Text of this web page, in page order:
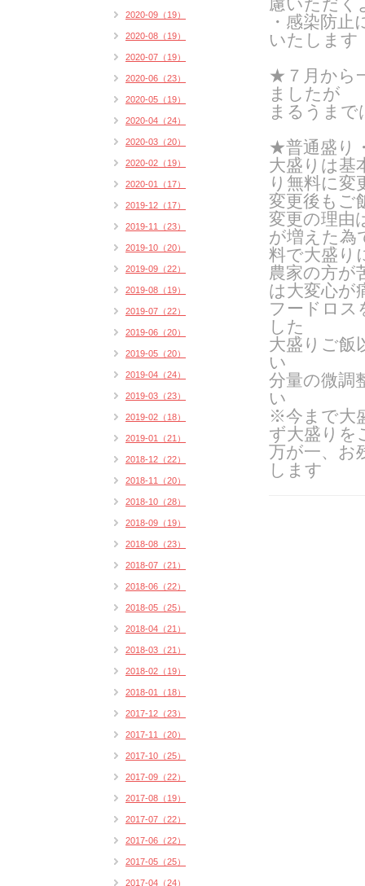
・感染防
いたします
★７月から
ましたが
まるうま
★普通盛り
大盛りは基
り無料に変
変更後もご
変更の理由
が増えた為
料で大盛り
農家の方が
は大変心が
フードロス
した
大盛りご飯
い
分量の微調
い
※今まで大
ず大盛りを
万が一、お
します
2020-09（19）
2020-08（19）
2020-07（19）
2020-06（23）
2020-05（19）
2020-04（24）
2020-03（20）
2020-02（19）
2020-01（17）
2019-12（17）
2019-11（23）
2019-10（20）
2019-09（22）
2019-08（19）
2019-07（22）
2019-06（20）
2019-05（20）
2019-04（24）
2019-03（23）
2019-02（18）
2019-01（21）
2018-12（22）
2018-11（20）
2018-10（28）
2018-09（19）
2018-08（23）
2018-07（21）
2018-06（22）
2018-05（25）
2018-04（21）
2018-03（21）
2018-02（19）
2018-01（18）
2017-12（23）
2017-11（20）
2017-10（25）
2017-09（22）
2017-08（19）
2017-07（22）
2017-06（22）
2017-05（25）
2017-04（24）